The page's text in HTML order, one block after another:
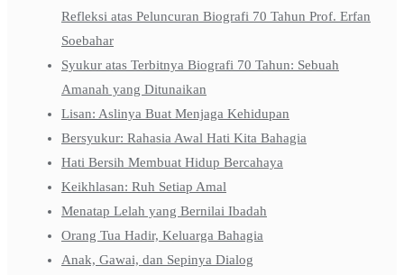
Refleksi atas Peluncuran Biografi 70 Tahun Prof. Erfan
Soebahar
Syukur atas Terbitnya Biografi 70 Tahun: Sebuah
Amanah yang Ditunaikan
Lisan: Aslinya Buat Menjaga Kehidupan
Bersyukur: Rahasia Awal Hati Kita Bahagia
Hati Bersih Membuat Hidup Bercahaya
Keikhlasan: Ruh Setiap Amal
Menatap Lelah yang Bernilai Ibadah
Orang Tua Hadir, Keluarga Bahagia
Anak, Gawai, dan Sepinya Dialog